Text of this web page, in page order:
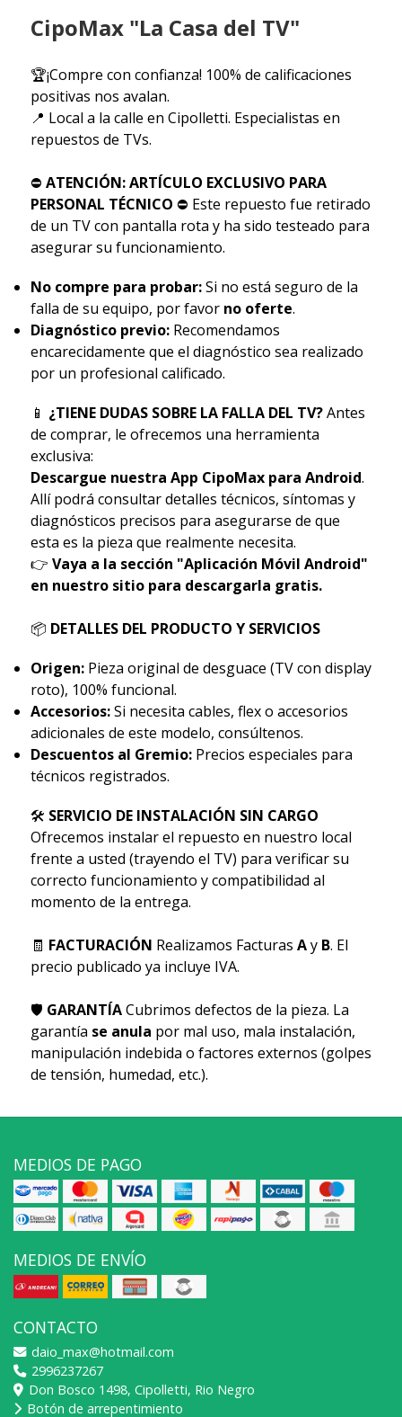
CipoMax "La Casa del TV"
🏆¡Compre con confianza! 100% de calificaciones
positivas nos avalan.
📍 Local a la calle en Cipolletti. Especialistas en
repuestos de TVs.
⛔ ATENCIÓN: ARTÍCULO EXCLUSIVO PARA
PERSONAL TÉCNICO ⛔ Este repuesto fue retirado
de un TV con pantalla rota y ha sido testeado para
asegurar su funcionamiento.
No compre para probar:Si no está seguro de la
falla de su equipo, por favor no oferte.
Diagnóstico previo:Recomendamos
encarecidamente que el diagnóstico sea realizado
por un profesional calificado.
📱 ¿TIENE DUDAS SOBRE LA FALLA DEL TV?Antes
de comprar, le ofrecemos una herramienta
exclusiva:
Descargue nuestra App CipoMax para Android.
Allí podrá consultar detalles técnicos, síntomas y
diagnósticos precisos para asegurarse de que
esta es la pieza que realmente necesita.
👉 Vaya a la sección "Aplicación Móvil Android"
en nuestro sitio para descargarla gratis.
📦 DETALLES DEL PRODUCTO Y SERVICIOS
Origen:Pieza original de desguace (TV con display
roto), 100% funcional.
Accesorios:Si necesita cables, flex o accesorios
adicionales de este modelo, consúltenos.
Descuentos al Gremio:Precios especiales para
técnicos registrados.
🛠 SERVICIO DE INSTALACIÓN SIN CARGO
Ofrecemos instalar el repuesto en nuestro local
frente a usted (trayendo el TV) para verificar su
correcto funcionamiento y compatibilidad al
momento de la entrega.
🧾 FACTURACIÓN Realizamos Facturas Ay B. El
precio publicado ya incluye IVA.
🛡 GARANTÍACubrimos defectos de la pieza. La
garantía se anula por mal uso, mala instalación,
manipulación indebida o factores externos (golpes
de tensión, humedad, etc.).
MEDIOS DE PAGO
MEDIOS DE ENVÍO
CONTACTO
daio_max@hotmail.com
2996237267
Don Bosco 1498, Cipolletti, Rio Negro
Botón de arrepentimiento